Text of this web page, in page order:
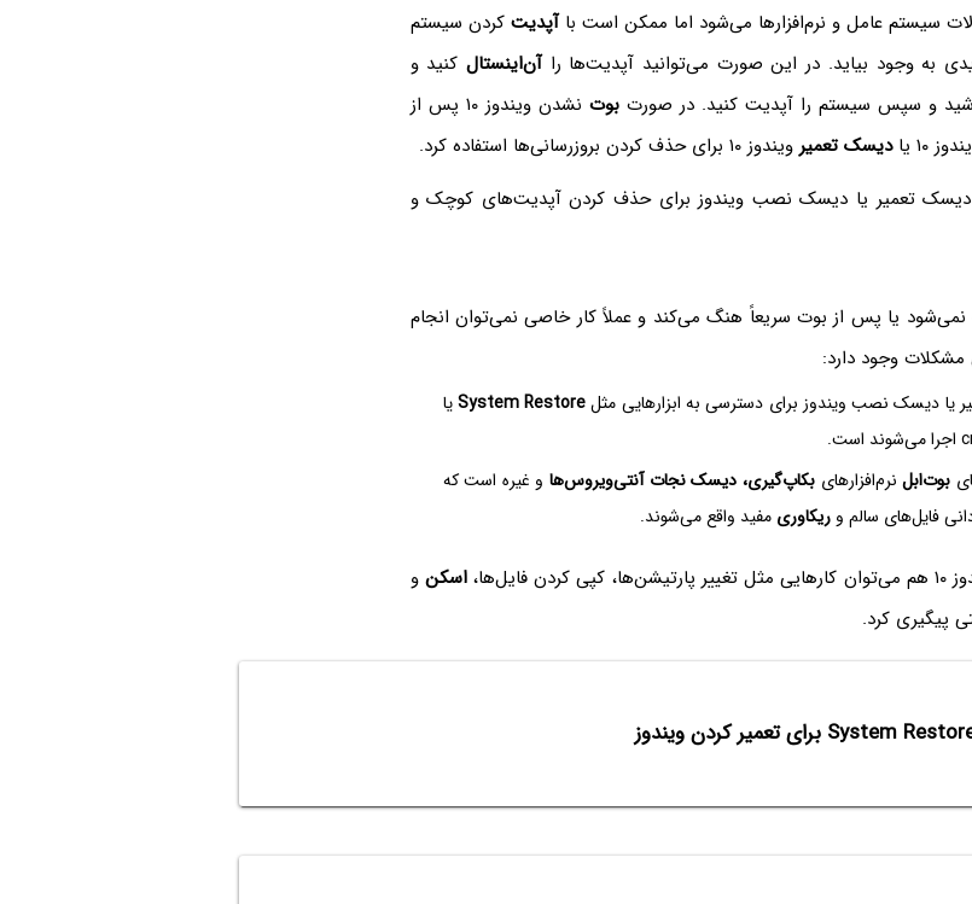
سیستم عامل و نرم‌افزارها می‌شود اما ممکن است باآپدیت کردن سیستم
به وجود بیاید. در این صورت می‌توانید آپدیت‌ها راآن‌اینستال کنید و
و سپس سیستم را آپدیت کنید. در صورتبوت
نشدن ویندوز ۱۰ پس از
۱۰ یا دیسک تعمیر ویندوز ۱۰ برای حذف کردن بروزرسانی‌ها استفاده کرد.
دیسک تعمیر یا دیسک نصب ویندوز برای حذف کردن آپدیت‌های کوچک و
به درستی بوت نمی‌شود یا پس از بوت سریعاً هنگ می‌کند و عملاً کار خاصی نمی‌توان انجام
مشکلات وجود دارد:
یا دیسک نصب ویندوز برای دسترسی به ابزارهایی مثلSystem Restoreیا
بوت‌ابلنرم‌افزارهای بکاپ‌گیری، دیسک نجات آنتی‌ویروس‌هاو غیره است که
فایل‌های سالم وریکاوری مفید واقع می‌شوند.
اسکن و
پیگیری کرد.